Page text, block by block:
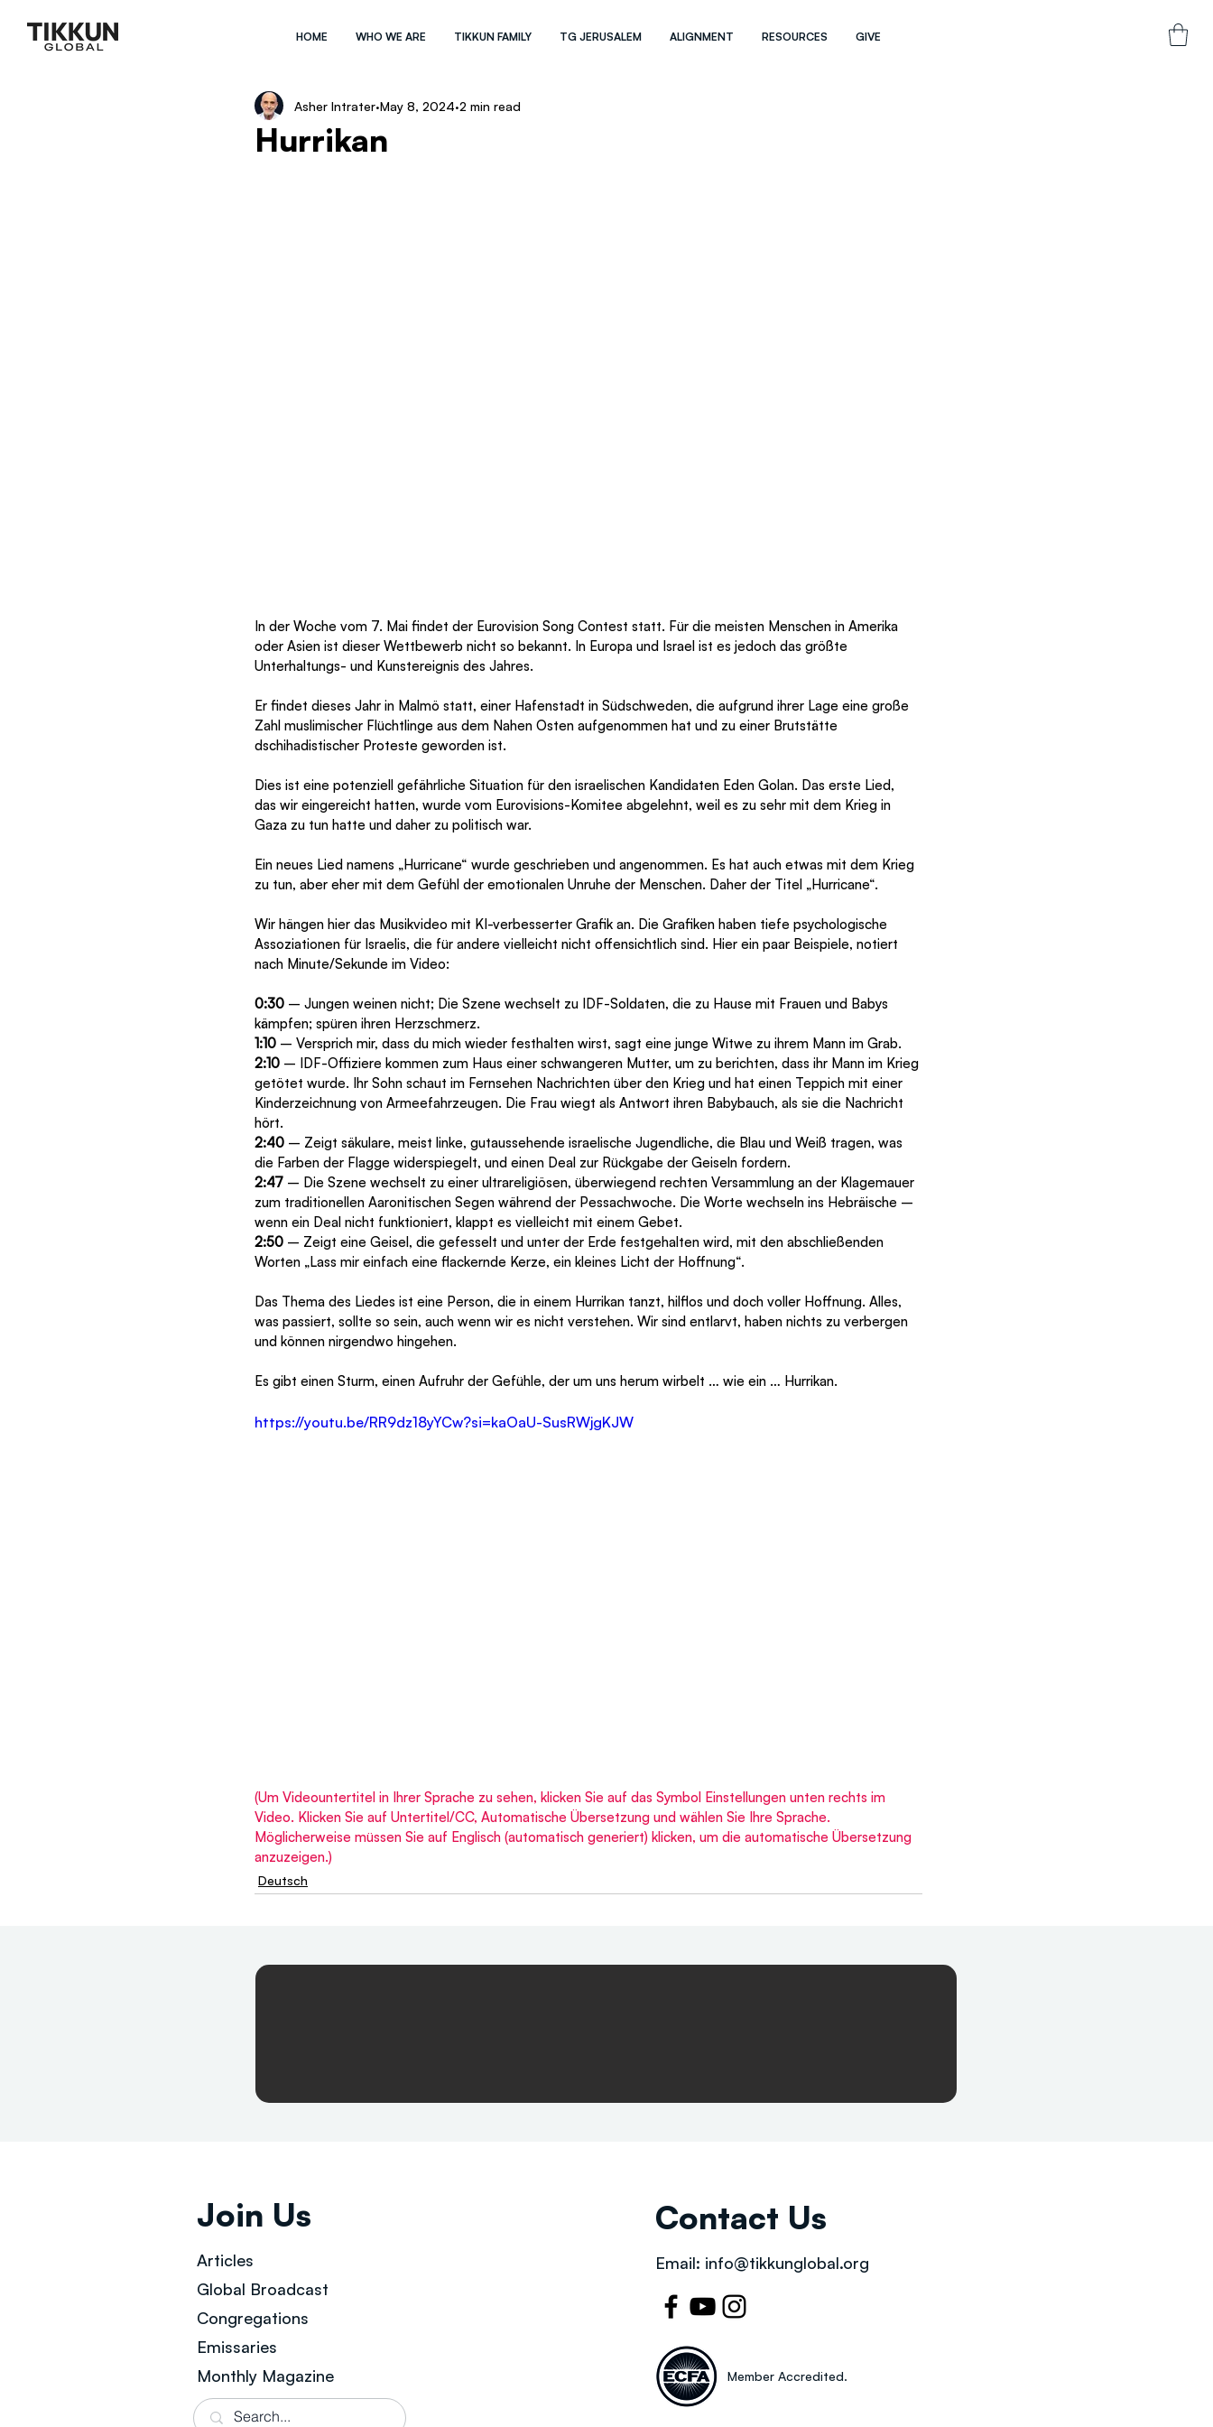
HOME WHO WE ARE TIKKUN FAMILY TG JERUSALEM ALIGNMENT RESOURCES GIVE
Hurrikan
Asher Intrater May 8, 2024 2 min read
In der Woche vom 7. Mai findet der Eurovision Song Contest statt. Für die meisten Menschen in Amerika
oder Asien ist dieser Wettbewerb nicht so bekannt. In Europa und Israel ist es jedoch das größte
Unterhaltungs- und Kunstereignis des Jahres.
Er findet dieses Jahr in Malmö statt, einer Hafenstadt in Südschweden, die aufgrund ihrer Lage eine große
Zahl muslimischer Flüchtlinge aus dem Nahen Osten aufgenommen hat und zu einer Brutstätte
dschihadistischer Proteste geworden ist.
Dies ist eine potenziell gefährliche Situation für den israelischen Kandidaten Eden Golan. Das erste Lied,
das wir eingereicht hatten, wurde vom Eurovisions-Komitee abgelehnt, weil es zu sehr mit dem Krieg in
Gaza zu tun hatte und daher zu politisch war.
Ein neues Lied namens „Hurricane“ wurde geschrieben und angenommen. Es hat auch etwas mit dem Krieg
zu tun, aber eher mit dem Gefühl der emotionalen Unruhe der Menschen. Daher der Titel „Hurricane“.
Wir hängen hier das Musikvideo mit KI-verbesserter Grafik an. Die Grafiken haben tiefe psychologische
Assoziationen für Israelis, die für andere vielleicht nicht offensichtlich sind. Hier ein paar Beispiele, notiert
nach Minute/Sekunde im Video:
0:30 – Jungen weinen nicht; Die Szene wechselt zu IDF-Soldaten, die zu Hause mit Frauen und Babys
kämpfen; spüren ihren Herzschmerz.
1:10 – Versprich mir, dass du mich wieder festhalten wirst, sagt eine junge Witwe zu ihrem Mann im Grab.
2:10 – IDF-Offiziere kommen zum Haus einer schwangeren Mutter, um zu berichten, dass ihr Mann im Krieg
getötet wurde. Ihr Sohn schaut im Fernsehen Nachrichten über den Krieg und hat einen Teppich mit einer
Kinderzeichnung von Armeefahrzeugen. Die Frau wiegt als Antwort ihren Babybauch, als sie die Nachricht
hört.
2:40 – Zeigt säkulare, meist linke, gutaussehende israelische Jugendliche, die Blau und Weiß tragen, was
die Farben der Flagge widerspiegelt, und einen Deal zur Rückgabe der Geiseln fordern.
2:47 – Die Szene wechselt zu einer ultrareligiösen, überwiegend rechten Versammlung an der Klagemauer
zum traditionellen Aaronitischen Segen während der Pessachwoche. Die Worte wechseln ins Hebräische –
wenn ein Deal nicht funktioniert, klappt es vielleicht mit einem Gebet.
2:50 – Zeigt eine Geisel, die gefesselt und unter der Erde festgehalten wird, mit den abschließenden
Worten „Lass mir einfach eine flackernde Kerze, ein kleines Licht der Hoffnung“.
Das Thema des Liedes ist eine Person, die in einem Hurrikan tanzt, hilflos und doch voller Hoffnung. Alles,
was passiert, sollte so sein, auch wenn wir es nicht verstehen. Wir sind entlarvt, haben nichts zu verbergen
und können nirgendwo hingehen.
Es gibt einen Sturm, einen Aufruhr der Gefühle, der um uns herum wirbelt … wie ein … Hurrikan.
https://youtu.be/RR9dz18yYCw?si=kaOaU-SusRWjgKJW
(Um Videountertitel in Ihrer Sprache zu sehen, klicken Sie auf das Symbol Einstellungen unten rechts im
Video. Klicken Sie auf Untertitel/CC, Automatische Übersetzung und wählen Sie Ihre Sprache.
Möglicherweise müssen Sie auf Englisch (automatisch generiert) klicken, um die automatische Übersetzung
anzuzeigen.)
Deutsch
Join Us
Articles
Global Broadcast
Congregations
Emissaries
Monthly Magazine
Contact Us
Email: info@tikkunglobal.org
Member Accredited.